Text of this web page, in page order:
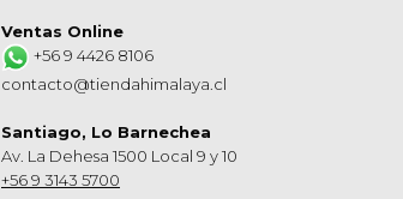
Ventas Online
+56 9 4426 8106
contacto@tiendahimalaya.cl
Santiago, Lo Barnechea
Av. La Dehesa 1500 Local 9 y 10
+56 9 3143 5700